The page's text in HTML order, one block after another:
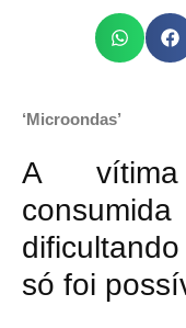
‘Microondas’
A
só foi